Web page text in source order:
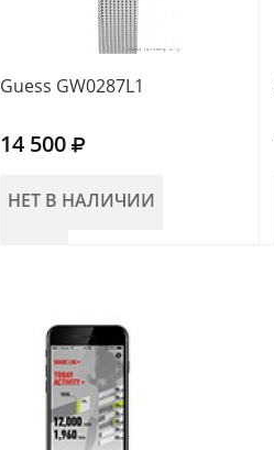
Guess GW0287L1
14 500
НЕТ В НАЛИЧИИ